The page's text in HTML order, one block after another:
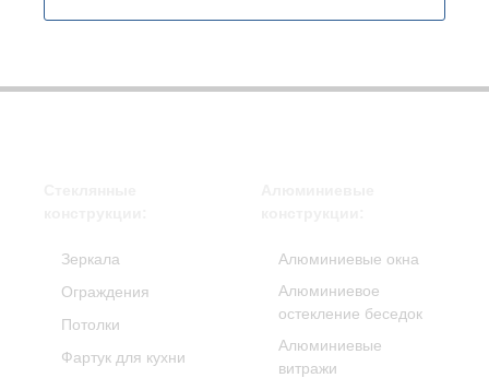
Зеркала
Ограждения
Потолки
Фартук для кухни
Алюминиевые окна
Алюминиевое
остекление беседок
Алюминиевые
витражи